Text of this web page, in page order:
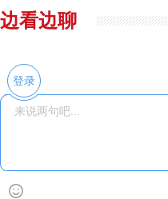
边看边聊
登录